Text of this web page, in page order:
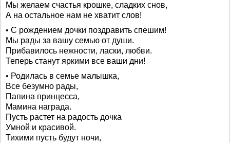
Мы желаем счастья крошке, сладких снов,
А на остальное нам не хватит слов!
• С рождением дочки поздравить спешим!
Мы рады за вашу семью от души.
Прибавилось нежности, ласки, любви.
Теперь станут яркими все ваши дни!
• Родилась в семье малышка,
Все безумно рады,
Папина принцесса,
Мамина награда.
Пусть растет на радость дочка
Умной и красивой.
Тихими пусть будут ночи,